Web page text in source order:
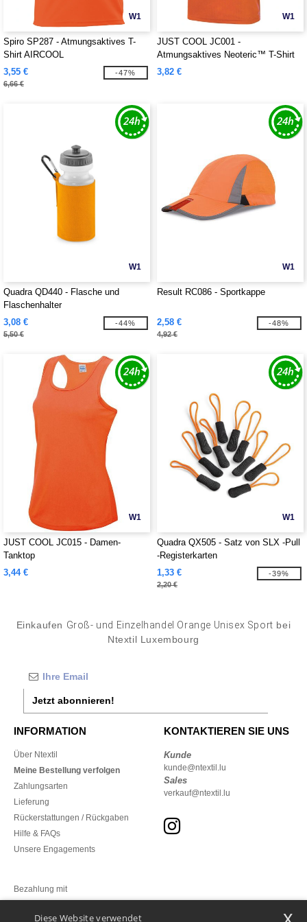
W1
Spiro SP287 - Atmungsaktives T-
Shirt AIRCOOL
3,55 €
6,66 €
-47%
W1
JUST COOL JC001 -
Atmungsaktives Neoteric™ T-Shirt
3,82 €
W1
Quadra QD440 - Flasche und
Flaschenhalter
3,08 €
5,50 €
-44%
W1
Result RC086 - Sportkappe
2,58 €
4,92 €
-48%
W1
JUST COOL JC015 - Damen-
Tanktop
3,44 €
W1
Quadra QX505 - Satz von SLX -Pull
-Registerkarten
1,33 €
2,20 €
-39%
Einkaufen Groß- und Einzelhandel Orange Unisex Sport bei
Ntextil Luxembourg
Jetzt abonnieren!
INFORMATION
Über Ntextil
Meine Bestellung verfolgen
Zahlungsarten
Lieferung
Rückerstattungen / Rückgaben
Hilfe & FAQs
Unsere Engagements
KONTAKTIEREN SIE UNS
Kunde
kunde@ntextil.lu
Sales
verkauf@ntextil.lu
Bezahlung mit
Diese Website verwendet